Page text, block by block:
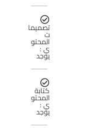
تصميما
ت
المحتو
ي :
يوجد
كتابة
المحتو
ي :
يوجد